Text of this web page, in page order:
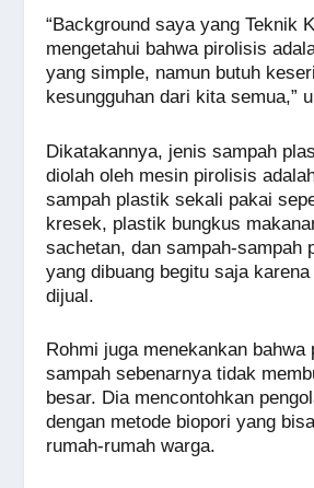
“Background saya yang Teknik
mengetahui bahwa pirolisis
yang simple, namun butuh
kesungguhan dari kita semua,”
Dikatakannya, jenis sampah
diolah oleh mesin pirolisis
sampah plastik sekali pakai
kresek, plastik bungkus
sachetan, dan sampah-sampah
yang dibuang begitu saja
dijual.
Rohmi juga menekankan bahwa
sampah sebenarnya tidak
besar. Dia mencontohkan
dengan metode biopori yang
rumah-rumah warga.